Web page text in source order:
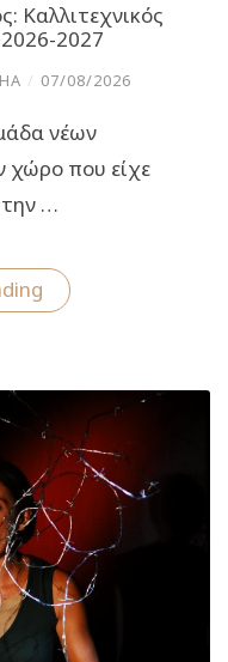
Καλλιτεχνικός
2027
/ 07/08/2026
νέων
χώρο που είχε
την …
“5
χρόνια
προγραμματισμός
2026-
2027”